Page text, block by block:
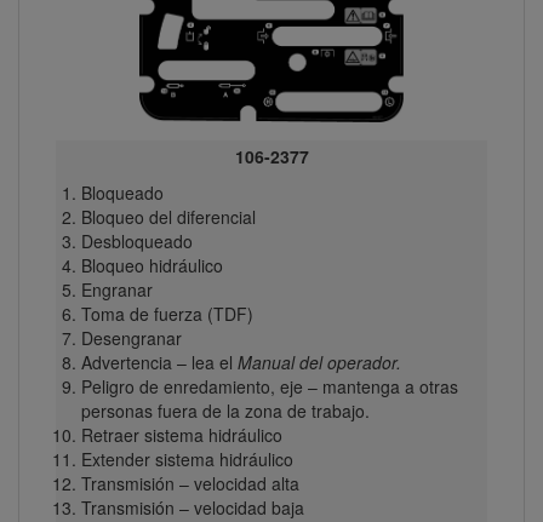
106-2377
Bloqueado
Bloqueo del diferencial
Desbloqueado
Bloqueo hidráulico
Engranar
Toma de fuerza (TDF)
Desengranar
Advertencia – lea el Manual del operador.
Peligro de enredamiento, eje – mantenga a otras
personas fuera de la zona de trabajo.
Retraer sistema hidráulico
Extender sistema hidráulico
Transmisión – velocidad alta
Transmisión – velocidad baja